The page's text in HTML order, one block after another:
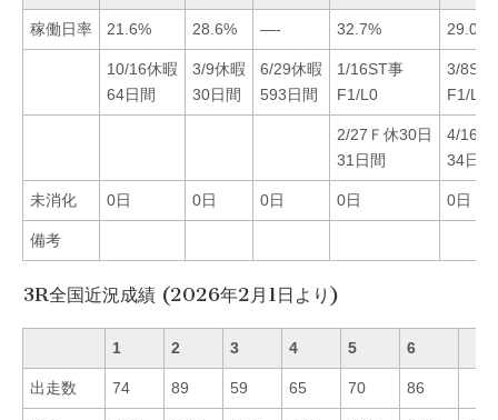
稼働日率 21.6% 28.6% —- 32.7% 29.0%
10/16休暇
64日間
3/9休暇
30日間
6/29休暇
593日間
1/16ST事
F1/L0
3/8ST
F1/L0
2/27Ｆ休30日
31日間
4/16Ｆ
34日間
未消化 0日 0日 0日 0日 0日
備考
3R全国近況成績 (2026年2月1日より)
1 2 3 4 5 6
出走数 74 89 59 65 70 86